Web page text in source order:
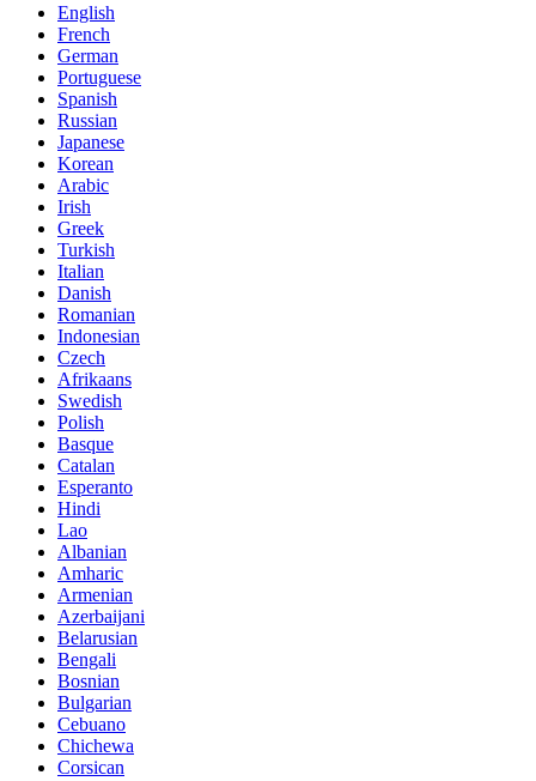
English
French
German
Portuguese
Spanish
Russian
Japanese
Korean
Arabic
Irish
Greek
Turkish
Italian
Danish
Romanian
Indonesian
Czech
Afrikaans
Swedish
Polish
Basque
Catalan
Esperanto
Hindi
Lao
Albanian
Amharic
Armenian
Azerbaijani
Belarusian
Bengali
Bosnian
Bulgarian
Cebuano
Chichewa
Corsican